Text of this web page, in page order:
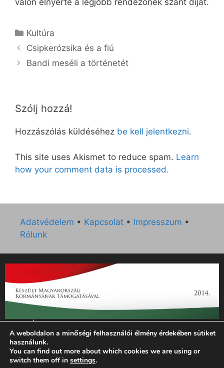
vá­lon el­nyer­te a leg­jobb ren­de­ző­nek szánt dí­jat.
Kategória
Kultúra
Csipkerózsika és a fiú
Bandi meséli a történetét
Szólj hozzá!
Hozzászólás küldéséhez be kell jelentkezni.
This site uses Akismet to reduce spam. Learn
how your comment data is processed.
Adatvédelem • Kapcsolat • Impresszum •
Rólunk
„Az Új Ember katolikus hetilap 2014. évi működésének
támogatását az EGYH-KCP-14-P-0121 sz. támogatási
szerződés keretében 3 000 000 Ft összegben támogatta az
Emberi Erőforrások Minisztériuma.”
A weboldalon a minőségi felhasználói élmény érdekében sütiket
használunk.
You can find out more about which cookies we are using or
switch them off in settings.